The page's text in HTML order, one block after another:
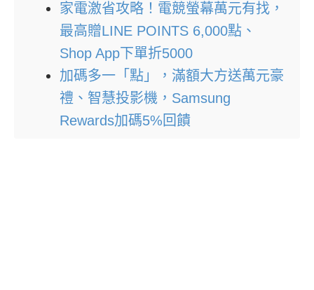
家電激省攻略！電競螢幕萬元有找，
最高贈LINE POINTS 6,000點、
Shop App下單折5000
加碼多一「點」，滿額大方送萬元豪
禮、智慧投影機，Samsung
Rewards加碼5%回饋